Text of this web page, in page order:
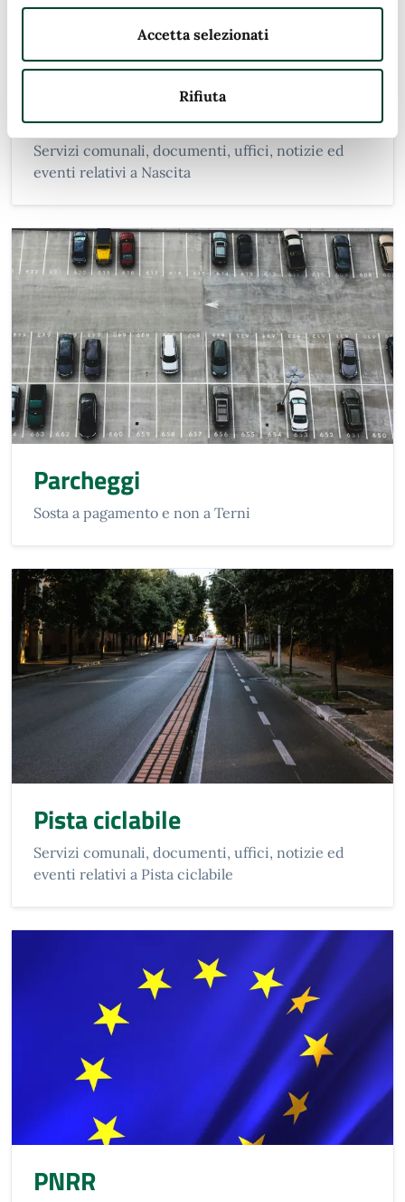
Accetta selezionati
Rifiuta
Nascita
Servizi comunali, documenti, uffici, notizie ed
eventi relativi a Nascita
Parcheggi
Sosta a pagamento e non a Terni
Pista ciclabile
Servizi comunali, documenti, uffici, notizie ed
eventi relativi a Pista ciclabile
PNRR